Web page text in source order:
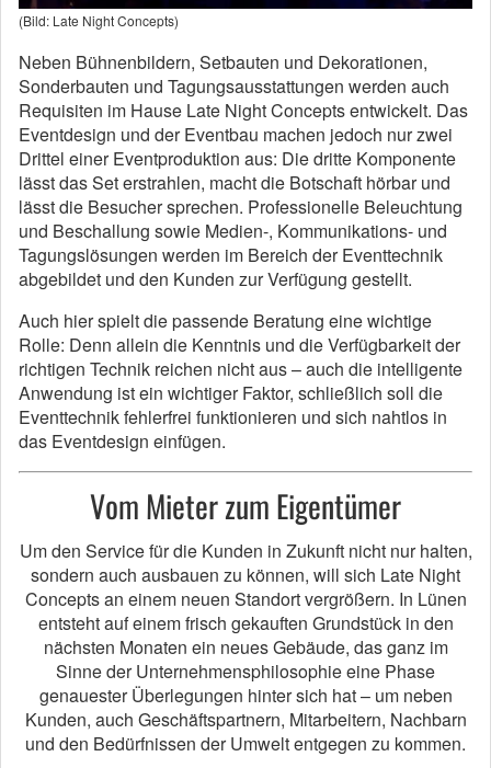
(Bild: Late Night Concepts)
Neben Bühnenbildern, Setbauten und Dekorationen,
Sonderbauten und Tagungsausstattungen werden auch
Requisiten im Hause Late Night Concepts entwickelt. Das
Eventdesign und der Eventbau machen jedoch nur zwei
Drittel einer Eventproduktion aus: Die dritte Komponente
lässt das Set erstrahlen, macht die Botschaft hörbar und
lässt die Besucher sprechen. Professionelle Beleuchtung
und Beschallung sowie Medien-, Kommunikations- und
Tagungslösungen werden im Bereich der Eventtechnik
abgebildet und den Kunden zur Verfügung gestellt.
Auch hier spielt die passende Beratung eine wichtige
Rolle: Denn allein die Kenntnis und die Verfügbarkeit der
richtigen Technik reichen nicht aus – auch die intelligente
Anwendung ist ein wichtiger Faktor, schließlich soll die
Eventtechnik fehlerfrei funktionieren und sich nahtlos in
das Eventdesign einfügen.
Vom Mieter zum Eigentümer
Um den Service für die Kunden in Zukunft nicht nur halten,
sondern auch ausbauen zu können, will sich Late Night
Concepts an einem neuen Standort vergrößern. In Lünen
entsteht auf einem frisch gekauften Grundstück in den
nächsten Monaten ein neues Gebäude, das ganz im
Sinne der Unternehmensphilosophie eine Phase
genauester Überlegungen hinter sich hat – um neben
Kunden, auch Geschäftspartnern, Mitarbeitern, Nachbarn
und den Bedürfnissen der Umwelt entgegen zu kommen.